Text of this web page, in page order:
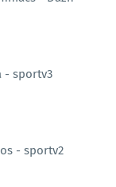
- sportv3
- sportv2